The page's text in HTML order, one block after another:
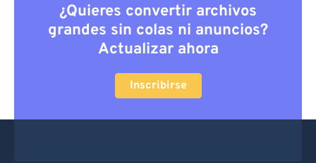
¿Quieres convertir archivos
grandes sin colas ni anuncios?
Actualizar ahora
Inscribirse